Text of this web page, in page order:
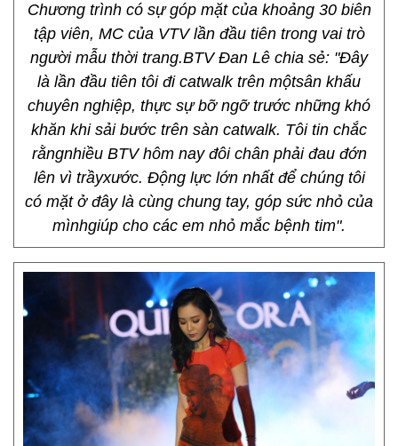
Chương trình có sự góp mặt của khoảng 30 biên
tập viên, MC của VTV lần đầu tiên trong vai trò
người mẫu thời trang.BTV Đan Lê chia sẻ: "Đây
là lần đầu tiên tôi đi catwalk trên mộtsân khấu
chuyên nghiệp, thực sự bỡ ngỡ trước những khó
khăn khi sải bước trên sàn catwalk. Tôi tin chắc
rằngnhiều BTV hôm nay đôi chân phải đau đớn
lên vì trầyxước. Động lực lớn nhất để chúng tôi
có mặt ở đây là cùng chung tay, góp sức nhỏ của
mìnhgiúp cho các em nhỏ mắc bệnh tim".